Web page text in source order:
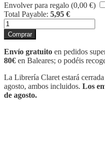
Envolver para regalo (0,00 €)
Total Payable: 5,95 €
RUSSELL
EN
90
MINUTOS
cantidad
Comprar
Envío gratuito en pedidos
80€ en Baleares; o podéis
La Librería Claret estará
agosto, ambos incluidos. Los
de agosto.